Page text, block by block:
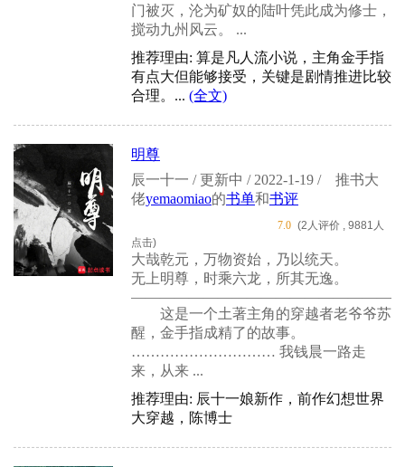
门被灭，沦为矿奴的陆叶凭此成为修士，
搅动九州风云。 ...
推荐理由: 算是凡人流小说，主角金手指
有点大但能够接受，关键是剧情推进比较
合理。... (全文)
明尊
辰一十一 / 更新中 / 2022-1-19 /
推书大
佬yemaomiao的书单和书评
7.0 (2人评价 , 9881人
点击)
大哉乾元，万物资始，乃以统天。
无上明尊，时乘六龙，所其无逸。
———————————————————
这是一个土著主角的穿越者老爷爷苏
醒，金手指成精了的故事。
………………………… 我钱晨一路走
来，从来 ...
推荐理由: 辰十一娘新作，前作幻想世界
大穿越，陈博士